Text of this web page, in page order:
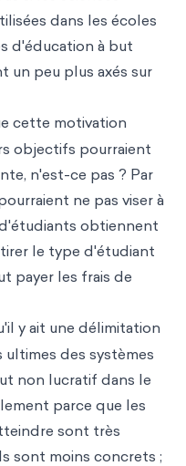
dans les écoles
d'éducation à but
un peu plus axés sur
cette motivation
objectifs pourraient
n'est-ce pas ? Par
ne pas viser à
obtiennent
le type d'étudiant
payer les frais de
y ait une délimitation
des systèmes
non lucratif dans le
parce que les
sont très
sont moins concrets ;